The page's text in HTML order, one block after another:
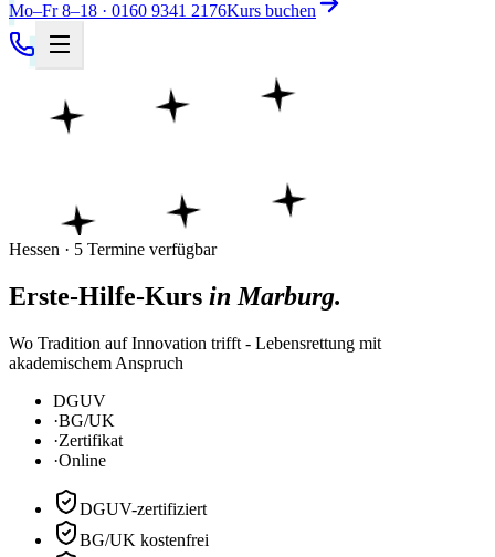
Mo–Fr 8–18 · 0160 9341 2176Kurs buchen
Hessen · 5 Termine verfügbar
Erste-Hilfe-Kurs in Marburg.
Wo Tradition auf Innovation trifft - Lebensrettung mit
akademischem Anspruch
DGUV
·BG/UK
·Zertifikat
·Online
DGUV-zertifiziert
BG/UK kostenfrei